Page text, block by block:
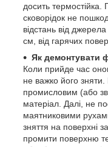
досить термостійка.
сковорідок не
відстань від
см, від гарячих
Як демонтувати
Коли прийде час
не важко його зняти.
промисловим (або
матеріал. Далі, не
маятниковими
зняття на поверхні
промити поверхню